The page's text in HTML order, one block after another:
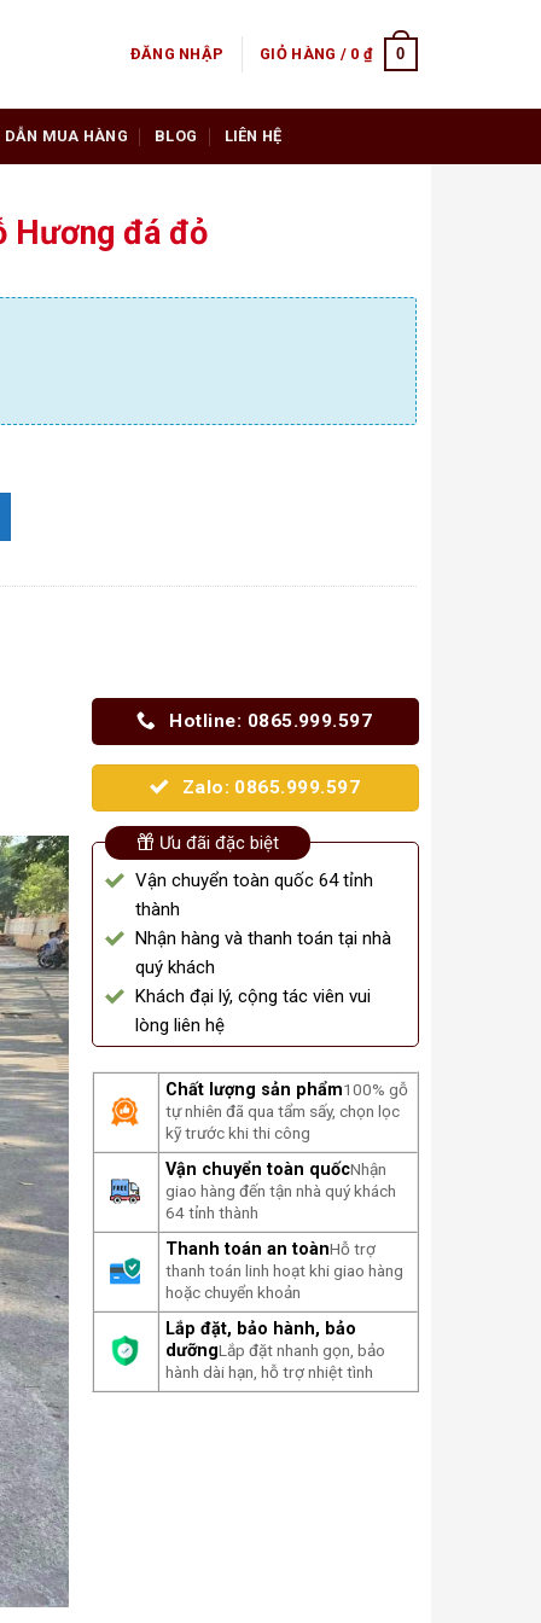
ĐĂNG NHẬP GIỎ HÀNG / 0 ₫ 0
DẪN MUA HÀNG BLOG LIÊN HỆ
Hương đá đỏ
Hotline: 0865.999.597
Zalo: 0865.999.597
Ưu đãi đặc biệt
Vận chuyển toàn quốc 64 tỉnh
thành
Nhận hàng và thanh toán tại nhà
quý khách
Khách đại lý, cộng tác viên vui
lòng liên hệ
Chất lượng sản phẩm100% gỗ
tự nhiên đã qua tẩm sấy, chọn lọc
kỹ trước khi thi công
Vận chuyển toàn quốcNhận
giao hàng đến tận nhà quý khách
64 tỉnh thành
Thanh toán an toànHỗ trợ
thanh toán linh hoạt khi giao hàng
hoặc chuyển khoản
Lắp đặt, bảo hành, bảo
dưỡngLắp đặt nhanh gọn, bảo
hành dài hạn, hỗ trợ nhiệt tình